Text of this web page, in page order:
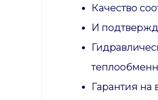
Качество
И
Гарантия